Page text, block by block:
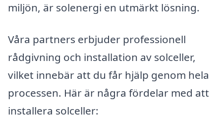
miljön, är solenergi en utmärkt lösning.
Våra partners erbjuder professionell
rådgivning och installation av solceller,
vilket innebär att du får hjälp genom hela
processen. Här är några fördelar med att
installera solceller: